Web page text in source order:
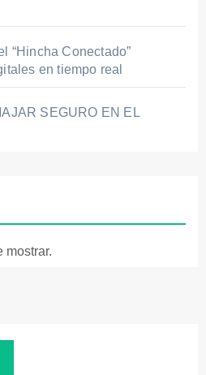
“Hincha Conectado”
en tiempo real
SEGURO EN EL
mostrar.